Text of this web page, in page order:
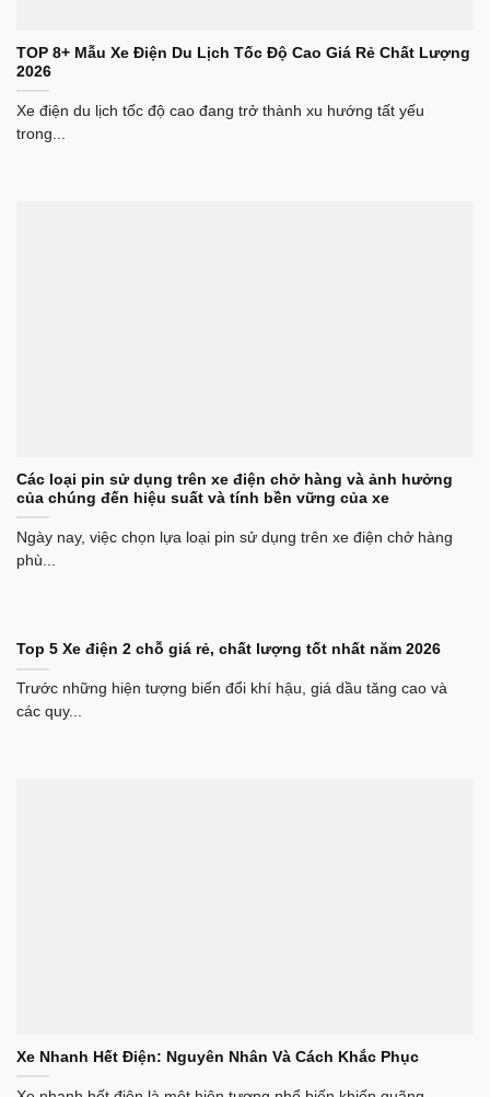
TOP 8+ Mẫu Xe Điện Du Lịch Tốc Độ Cao Giá Rẻ Chất Lượng
2026
Xe điện du lịch tốc độ cao đang trở thành xu hướng tất yếu
trong...
Các loại pin sử dụng trên xe điện chở hàng và ảnh hưởng
của chúng đến hiệu suất và tính bền vững của xe
Ngày nay, việc chọn lựa loại pin sử dụng trên xe điện chở hàng
phù...
Top 5 Xe điện 2 chỗ giá rẻ, chất lượng tốt nhất năm 2026
Trước những hiện tượng biến đổi khí hậu, giá dầu tăng cao và
các quy...
Xe Nhanh Hết Điện: Nguyên Nhân Và Cách Khắc Phục